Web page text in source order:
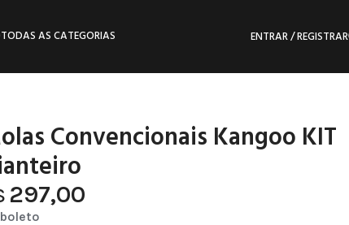
TODAS AS CATEGORIAS ENTRAR / REGISTRAR
Convencionais Kangoo KIT
297,00